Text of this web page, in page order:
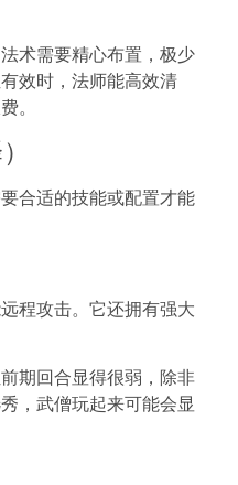
术需要精心布置，极少
效时，法师能高效清
。
合适的技能或配置才能
程攻击。它还拥有强大
期回合显得很弱，除非
，武僧玩起来可能会显